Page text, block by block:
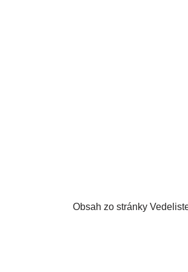
Obsah zo stránky